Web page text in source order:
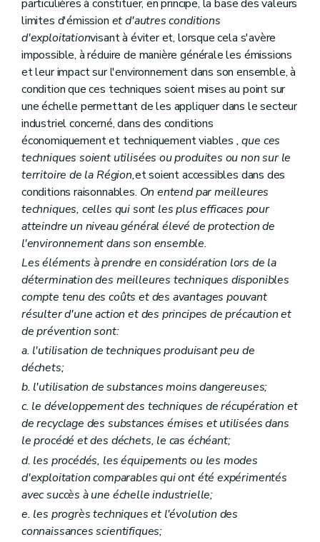
Art. 106
Art. 107
Art. 108
Art. 109
Art. 110
Art. 111
Art. 112
Art. 113
Art. 114
Art. 115
Art. 116
Art. 117
Art. 118
Art. 119
Art. 120
Art. 121
Art. 122
Art. 123
Art. 124
Art. 125
Art. 126
Art. 127
Art. 128
Art. 129
Art. 130
Art. 131
Art. 132
Art. 134
Art. 135
Art. 136
Art. 137
Art. 138
Section 3 Déchets
Art. 139
Art. 139
bis
Art. 140
Art. 141
Art. 142
particulières à constituer, en principe, la base des valeurs
limites d'émission et d'autres conditions
d'exploitationvisant à éviter et, lorsque cela s'avère
impossible, à réduire de manière générale les émissions
et leur impact sur l'environnement dans son ensemble, à
condition que ces techniques soient mises au point sur
une échelle permettant de les appliquer dans le secteur
industriel concerné, dans des conditions
économiquement et techniquement viables , que ces
techniques soient utilisées ou produites ou non sur le
territoire de la Région,et soient accessibles dans des
conditions raisonnables. On entend par meilleures
techniques, celles qui sont les plus efficaces pour
atteindre un niveau général élevé de protection de
l'environnement dans son ensemble.
Les éléments à prendre en considération lors de la
détermination des meilleures techniques disponibles
compte tenu des coûts et des avantages pouvant
résulter d'une action et des principes de précaution et
de prévention sont:
a. l'utilisation de techniques produisant peu de
déchets;
b. l'utilisation de substances moins dangereuses;
c. le développement des techniques de récupération et
de recyclage des substances émises et utilisées dans
le procédé et des déchets, le cas échéant;
d. les procédés, les équipements ou les modes
d'exploitation comparables qui ont été expérimentés
avec succès à une échelle industrielle;
e. les progrès techniques et l'évolution des
connaissances scientifiques;